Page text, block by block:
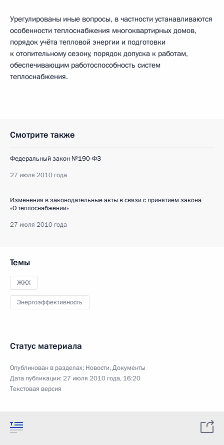
Урегулированы иные вопросы, в частности устанавливаются
особенности теплоснабжения многоквартирных домов,
порядок учёта тепловой энергии и подготовки
к отопительному сезону, порядок допуска к работам,
обеспечивающим работоспособность систем
теплоснабжения.
Смотрите также
Федеральный закон №190-ФЗ
27 июля 2010 года
Изменения в законодательные акты в связи с принятием закона
«О теплоснабжении»
27 июля 2010 года
Темы
ЖКХ
Энергоэффективность
Статус материала
Опубликован в разделах: Новости,Документы
Дата публикации:27 июля 2010 года, 16:20
Текстовая версия